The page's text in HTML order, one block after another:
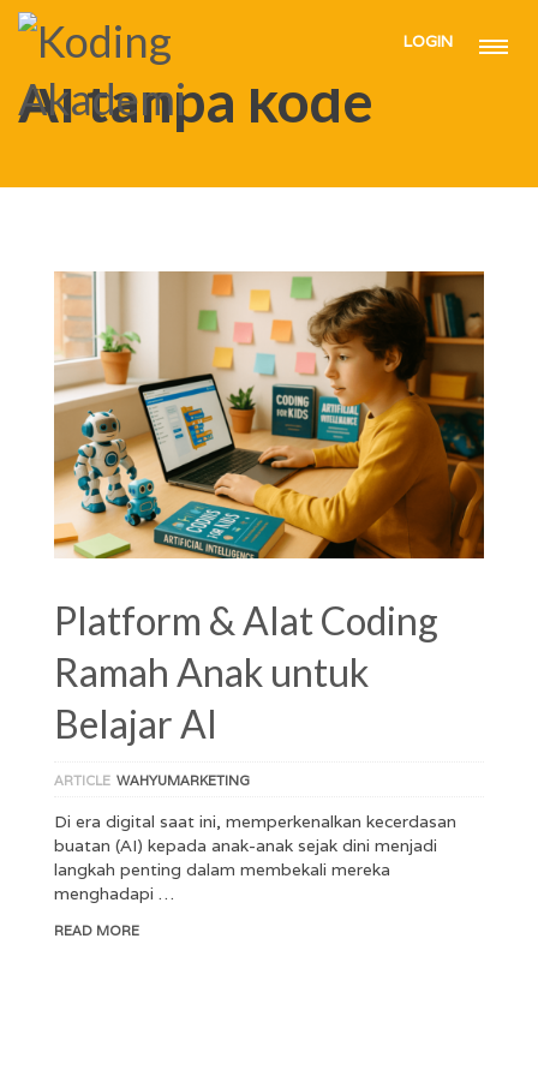
LOGIN
HOME AI TANPA KODE
AI tanpa kode
Platform & Alat Coding
Ramah Anak untuk
Belajar AI
ARTICLE WAHYUMARKETING
Di era digital saat ini, memperkenalkan kecerdasan
buatan (AI) kepada anak-anak sejak dini menjadi
langkah penting dalam membekali mereka
menghadapi …
READ MORE